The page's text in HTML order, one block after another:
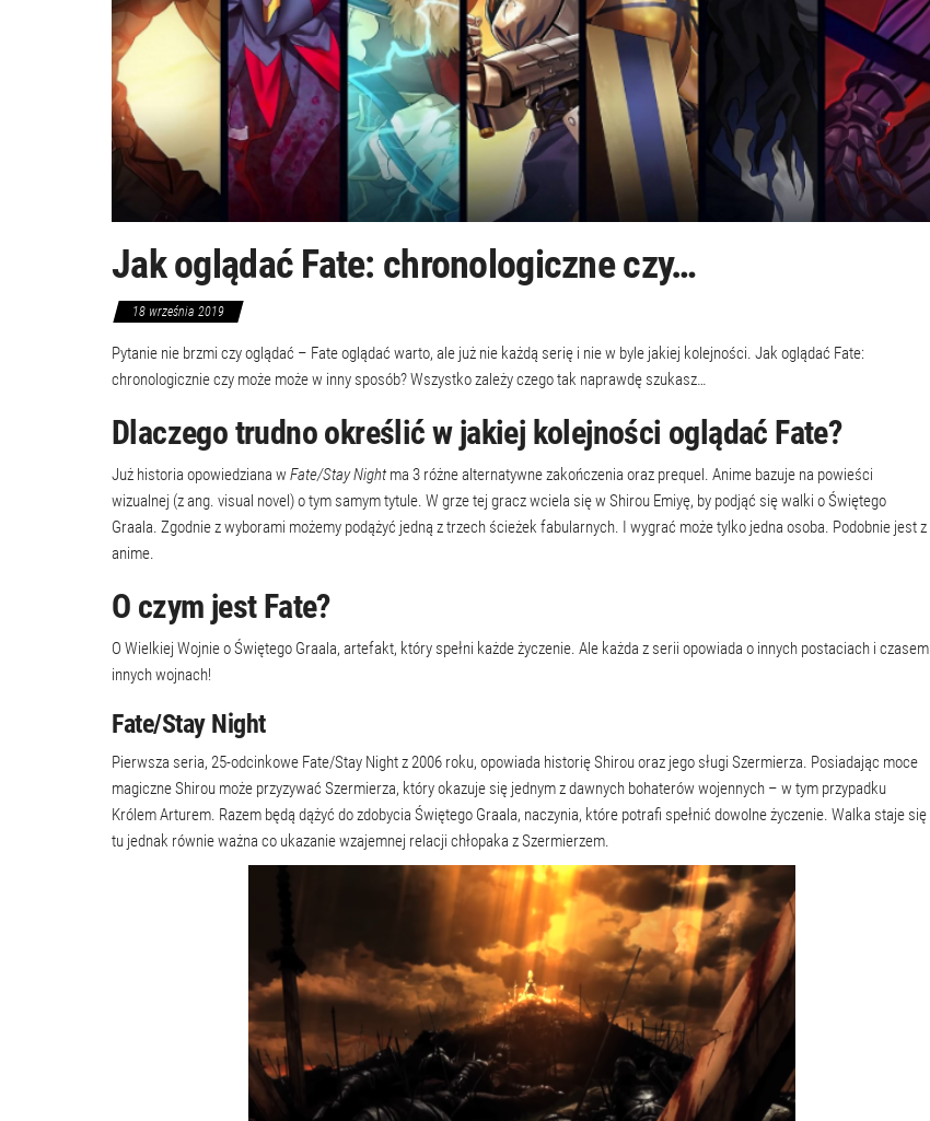
Jak oglądać Fate: chronologiczne czy…
18 września 2019
Pytanie nie brzmi czy oglądać – Fate oglądać warto, ale już nie każdą serię i nie w byle jakiej kolejności. Jak oglądać Fate:
chronologicznie czy może może w inny sposób? Wszystko zależy czego tak naprawdę szukasz…
Dlaczego trudno określić w jakiej kolejności oglądać Fate?
Już historia opowiedziana wFate/Stay Nightma 3 różne alternatywne zakończenia oraz prequel. Anime bazuje na powieści
wizualnej (z ang. visual novel) o tym samym tytule. W grze tej gracz wciela się w Shirou Emiyę, by podjąć się walki o Świętego
Graala. Zgodnie z wyborami możemy podążyć jedną z trzech ścieżek fabularnych. I wygrać może tylko jedna osoba. Podobnie jest z
anime.
O czym jest Fate?
O Wielkiej Wojnie o Świętego Graala, artefakt, który spełni każde życzenie. Ale każda z serii opowiada o innych postaciach i czasem
innych wojnach!
Fate/Stay Night
Pierwsza seria, 25-odcinkowe Fate/Stay Night z 2006 roku, opowiada historię Shirou oraz jego sługi Szermierza. Posiadając moce
magiczne Shirou może przyzywać Szermierza, który okazuje się jednym z dawnych bohaterów wojennych – w tym przypadku
Królem Arturem. Razem będą dążyć do zdobycia Świętego Graala, naczynia, które potrafi spełnić dowolne życzenie. Walka staje się
tu jednak równie ważna co ukazanie wzajemnej relacji chłopaka z Szermierzem.